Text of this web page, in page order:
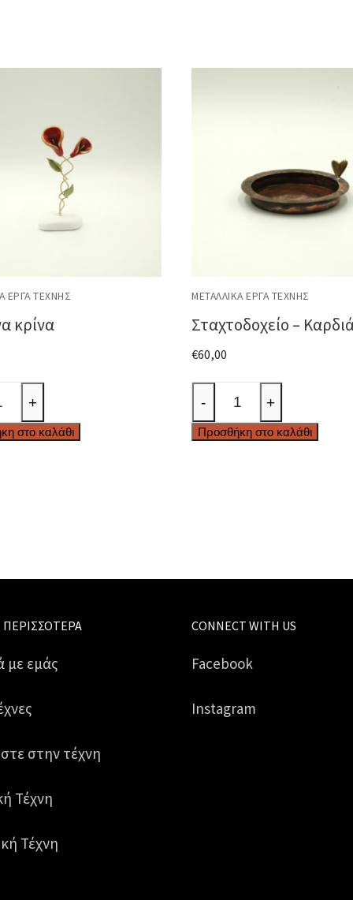
ΈΡΓΑ ΤΈΧΝΗΣ
κρίνα
+
στο καλάθι
ΜΕΤΑΛΛΙΚΆ ΈΡΓΑ ΤΈΧΝΗΣ
Σταχτοδοχείο –
€60,00
Σταχτοδοχείο
-
Καρδιά
- +
Προσθήκη στο καλάθι
με εμάς
στην τέχνη
Τέχνη
Τέχνη
CONNECT WITH US
Facebook
Instagram